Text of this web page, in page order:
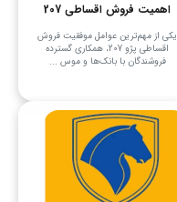
اهمیت فروش اقساطی 207
یکی از مهم‌ترین عوامل موفقیت فروش
اقساطی پژو 207، همکاری گسترده
فروشندگان با بانک‌ها و موس ...